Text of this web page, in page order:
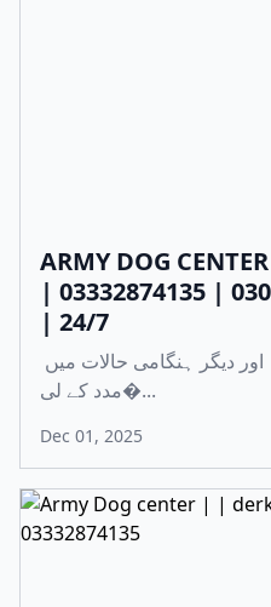
ARMY DOG
| 03332874135 |
| 24/7
مدد کے لی�...
Dec 01, 2025